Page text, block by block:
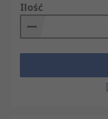
Ilość